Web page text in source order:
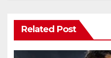
Related Post